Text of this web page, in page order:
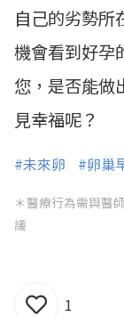
自己的劣勢所
機會看到好孕
您，是否能做
見幸福呢？
#未來卵 #卵巢
＊醫療行為需與醫
議
1